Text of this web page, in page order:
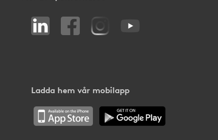
Ladda hem vår mobilapp